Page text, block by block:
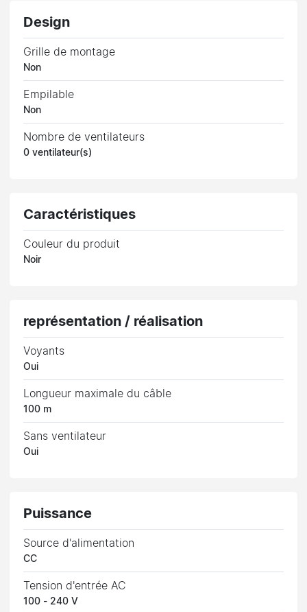
Design
Grille de montage
Non
Empilable
Non
Nombre de ventilateurs
0 ventilateur(s)
Caractéristiques
Couleur du produit
Noir
représentation / réalisation
Voyants
Oui
Longueur maximale du câble
100 m
Sans ventilateur
Oui
Puissance
Source d'alimentation
CC
Tension d'entrée AC
100 - 240 V